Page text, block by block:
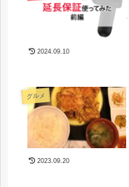
2024.09.10
グルメ
2023.09.20